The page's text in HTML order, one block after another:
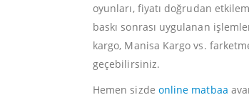
oyunları, fiyatı doğrudan
baskı sonrası uygulanan
kargo, Manisa Kargo vs.
geçebilirsiniz.
Hemen sizde online matbaa